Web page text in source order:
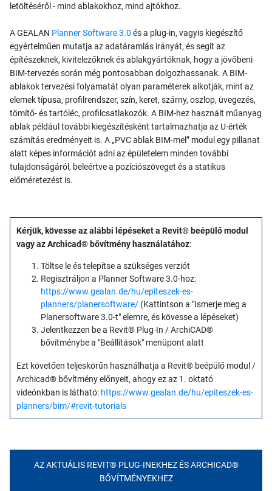
letöltéséről - mind ablakokhoz, mind ajtókhoz.
A GEALAN Planner Software 3.0 és a plug-in, vagyis kiegészítő
egyértelműen mutatja az adatáramlás irányát, és segít az
építészeknek, kivitelezőknek és ablakgyártóknak, hogy a jövőbeni
BIM-tervezés során még pontosabban dolgozhassanak. A BIM-
ablakok tervezési folyamatát olyan paraméterek alkotják, mint az
elemek típusa, profilrendszer, szín, keret, szárny, oszlop, üvegezés,
tömítő- és tartóléc, profilcsatlakozók. A BIM-hez használt műanyag
ablak például további kiegészítésként tartalmazhatja az U-érték
számítás eredményeit is. A „PVC ablak BIM-mel” modul egy pillanat
alatt képes információt adni az épületelem minden további
tulajdonságáról, beleértve a pozíciószöveget és a statikus
előméretezést is.
Kérjük, kövesse az alábbi lépéseket a Revit® beépülő modul
vagy az Archicad® bővítmény használatához:
Töltse le és telepítse a szükséges verziót
Regisztráljon a Planner Software 3.0-hoz:
https://www.gealan.de/hu/epiteszek-es-
planners/planersoftware/ (Kattintson a "Ismerje meg a
Planersoftware 3.0-t" elemre, és kövesse a lépéseket)
Jelentkezzen be a Revit® Plug-In / ArchiCAD®
bővítménybe a "Beállítások" menüpont alatt
Ezt követően teljeskörűn használhatja a Revit® beépülő modul /
Archicad® bővítmény előnyeit, ahogy ez az 1. oktató
videónkban is látható: https://www.gealan.de/hu/epiteszek-es-
planners/bim/#revit-tutorials
AZ AKTUÁLIS REVIT® PLUG-INEKHEZ ÉS ARCHICAD®
BŐVÍTMÉNYEKHEZ